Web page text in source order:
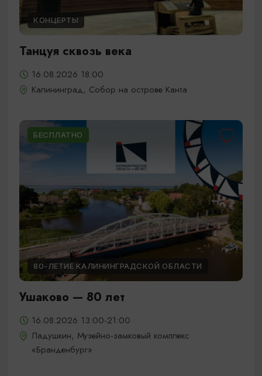
КОНЦЕРТЫ
Танцуя сквозь века
16.08.2026 18:00
Калининград, Собор на острове Канта
БЕСПЛАТНО
80-ЛЕТИЕ КАЛИНИНГРАДСКОЙ ОБЛАСТИ
Ушаково — 80 лет
16.08.2026 13:00-21:00
Ладушкин, Музейно-замковый комплекс
«Бранденбург»